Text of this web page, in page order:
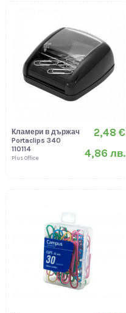
Кламери в държач
Portaclips 340
110114
Plus Office
2,48 €
4,86 лв.